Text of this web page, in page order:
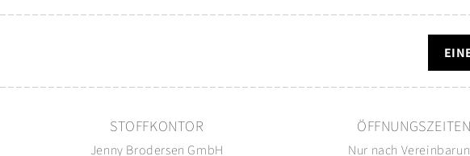
STOFFKONTOR
Jenny Brodersen GmbH
ÖFFNUNGSZEITEN
Nur nach